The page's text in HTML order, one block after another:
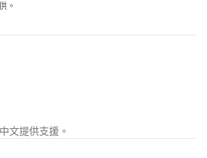
。
文提供支援。